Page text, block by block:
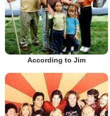
According to Jim